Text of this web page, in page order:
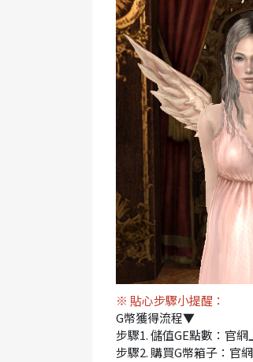
※ 貼心步驟小提醒：
G幣獲得流程▼
步驟1. 儲值GE點數：官
步驟2. 購買G幣箱子：